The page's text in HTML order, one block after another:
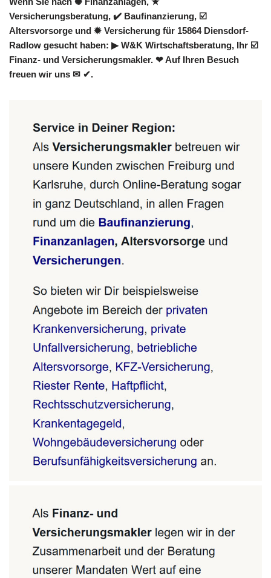
Versicherungsberatung, ✔️ Baufinanzierung, ☑️
Altersvorsorge und ✹ Versicherung für 15864 Diensdorf-
Radlow gesucht haben: ▶︎ W&K Wirtschaftsberatung, Ihr ☑️
Finanz- und Versicherungsmakler. ❤ Auf Ihren Besuch
freuen wir uns ✉ ✔.